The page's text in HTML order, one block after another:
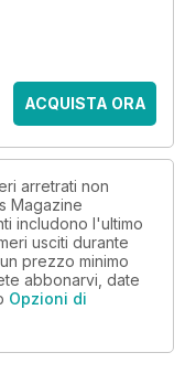
ACQUISTA ORA
arretrati non
Magazine
includono l'ultimo
usciti durante
prezzo minimo
abbonarvi, date
Opzioni di